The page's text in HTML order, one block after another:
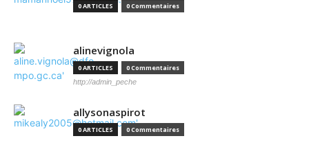
0 ARTICLES 0 Commentaires
alinevignola
0 ARTICLES 0 Commentaires
http://admin_peche
allysonaspirot
0 ARTICLES 0 Commentaires